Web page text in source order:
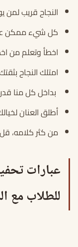
النجاح قريب لمن
كل شيء ممكن عند
اخطأ وتعلم من
امتلك النجاح
بداخل كل منا
أطلق العنان
من كثر كلامه،
عبارات
للطلاب مع